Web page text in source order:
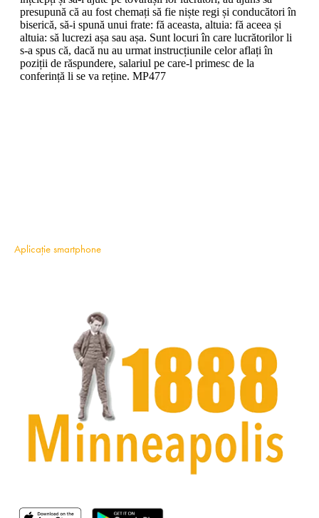
Aplicație smartphone